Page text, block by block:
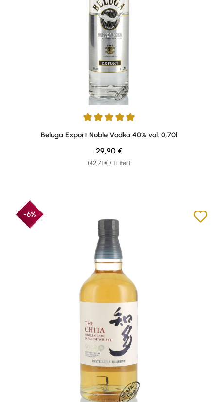
Durchschnittliche Bewertung von 4.92 von 5 Sternen
Beluga Export Noble Vodka 40% vol. 0,70l
(42,71 € / 1 Liter)
Regulärer Preis:
29,90 €
-6%